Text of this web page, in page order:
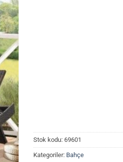
Stok kodu: 69601
Kategoriler: Bahçe